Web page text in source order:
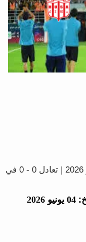
نتيجة مباراة اغادير والفتح اليوم 04 يونيو 2026 | تعادل 0 - 0 في
04 يونيو 2026